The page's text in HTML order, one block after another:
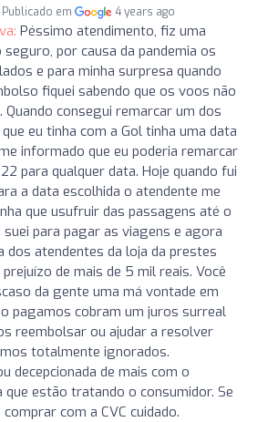
Publicado em 4 years ago
Péssimo atendimento, fiz uma
por causa da pandemia os
e para minha surpresa quando
fiquei sabendo que os voos não
consegui remarcar um dos
eu tinha com a Gol tinha uma data
informado que eu poderia remarcar
para qualquer data. Hoje quando fui
a data escolhida o atendente me
que usufruir das passagens até o
para pagar as viagens e agora
dos atendentes da loja da prestes
de mais de 5 mil reais. Você
da gente uma má vontade em
pagamos cobram um juros surreal
reembolsar ou ajudar a resolver
totalmente ignorados.
decepcionada de mais com o
estão tratando o consumidor. Se
com a CVC cuidado.